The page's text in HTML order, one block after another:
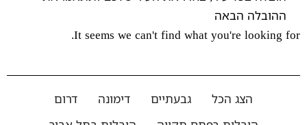
ההובלה הבאה
It seems we can't find what you're looking for.
הצג הכל גבעתיים דימונה
דרום